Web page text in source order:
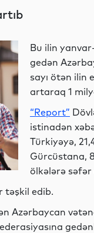
Bu ilin
gedən
sayı ötən ilin
artaraq 1
“Report”
istinadən
Türkiyəyə,
Gürcüstana,
ölkələrə səfər
təşkil edib.